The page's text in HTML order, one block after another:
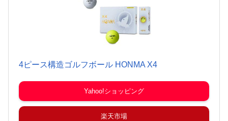
4ピース構造ゴルフボール HONMA X4
Yahoo!ショッピング
楽天市場